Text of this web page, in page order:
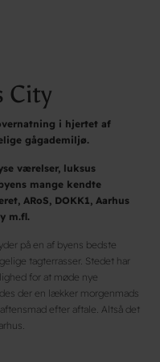
City
i hjertet af
gågademiljø.
værelser, luksus
mange kendte
ARoS, DOKK1, Aarhus
m.fl.
på en af byens bedste
tagterrasser. Stedet har
for at møde nye
der en lækker morgenmads
efter aftale. Altså det